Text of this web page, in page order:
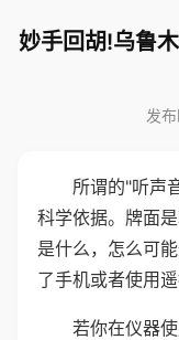
妙手回胡!乌鲁
发
所谓的"听声
科学依据。牌面
是什么，怎么可
了手机或者使用遥
若你在仪器